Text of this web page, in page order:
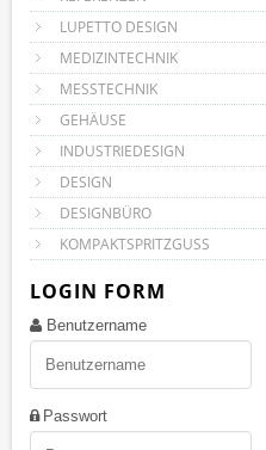
LUPETTO DESIGN
MEDIZINTECHNIK
MESSTECHNIK
GEHÄUSE
INDUSTRIEDESIGN
DESIGN
DESIGNBÜRO
KOMPAKTSPRITZGUSS
LOGIN FORM
Benutzername
Passwort